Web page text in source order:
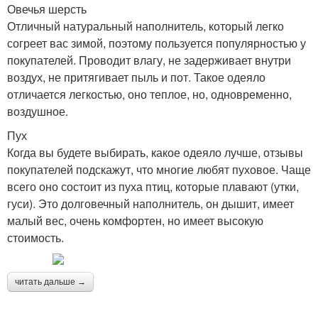
Овечья шерсть
Отличный натуральный наполнитель, который легко
согреет вас зимой, поэтому пользуется популярностью у
покупателей. Проводит влагу, не задерживает внутри
воздух, не притягивает пыль и пот. Такое одеяло
отличается легкостью, оно теплое, но, одновременно,
воздушное.
Пух
Когда вы будете выбирать, какое одеяло лучше, отзывы
покупателей подскажут, что многие любят пуховое. Чаще
всего оно состоит из пуха птиц, которые плавают (утки,
гуси). Это долговечный наполнитель, он дышит, имеет
малый вес, очень комфортен, но имеет высокую
стоимость.
читать дальше →